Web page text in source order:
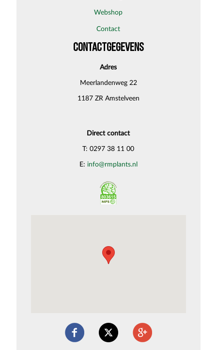
webshop
contact
CONTACTGEGEVENS
Adres
Meerlandenweg 22
1187 ZR Amstelveen
Direct contact
T: 0297 38 11 00
E: info@rmplants.nl